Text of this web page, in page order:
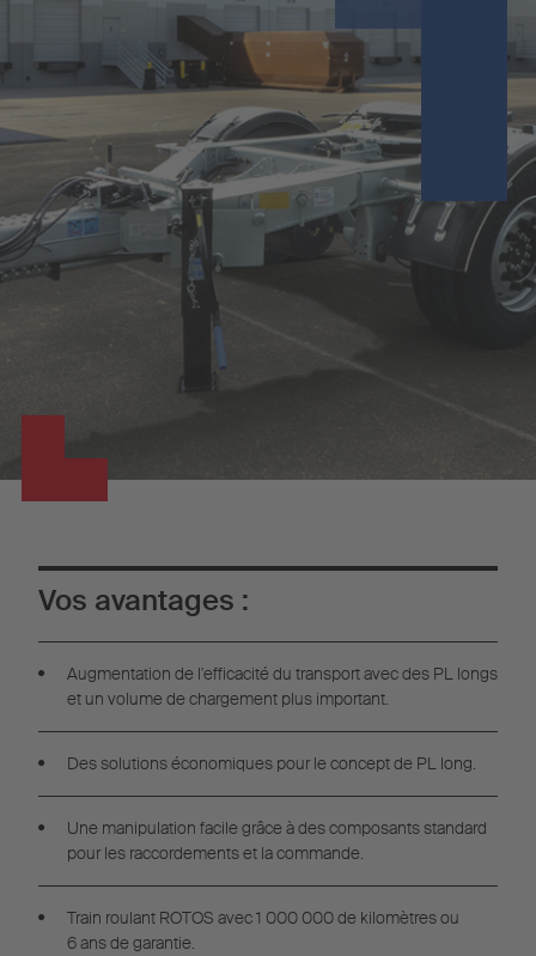
Vos avantages :
Augmentation de l'efficacité du transport avec des PL longs
et un volume de chargement plus important.
Des solutions économiques pour le concept de PL long.
Une manipulation facile grâce à des composants standard
pour les raccordements et la commande.
Train roulant ROTOS avec 1 000 000 de kilomètres ou
6 ans de garantie.